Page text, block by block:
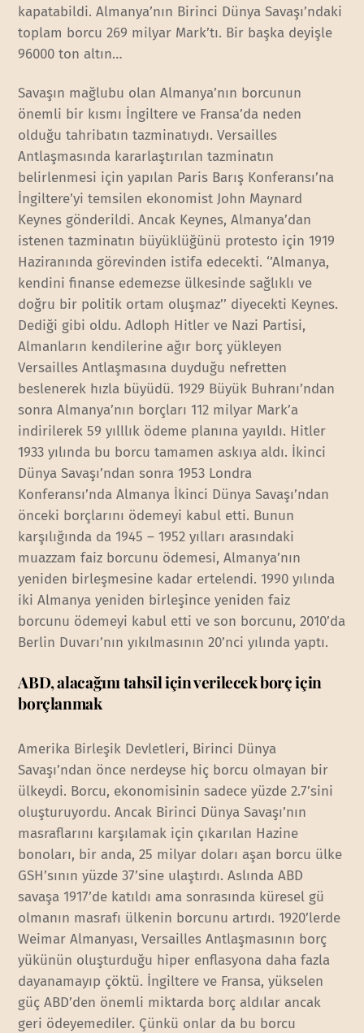
kapatabildi. Almanya’nın Birinci Dünya Savaşı’ndaki
toplam borcu 269 milyar Mark’tı. Bir başka deyişle
96000 ton altın…
Savaşın mağlubu olan Almanya’nın borcunun
önemli bir kısmı İngiltere ve Fransa’da neden
olduğu tahribatın tazminatıydı. Versailles
Antlaşmasında kararlaştırılan tazminatın
belirlenmesi için yapılan Paris Barış Konferansı’na
İngiltere’yi temsilen ekonomist John Maynard
Keynes gönderildi. Ancak Keynes, Almanya’dan
istenen tazminatın büyüklüğünü protesto için 1919
Haziranında görevinden istifa edecekti. ‘’Almanya,
kendini finanse edemezse ülkesinde sağlıklı ve
doğru bir politik ortam oluşmaz’’ diyecekti Keynes.
Dediği gibi oldu. Adloph Hitler ve Nazi Partisi,
Almanların kendilerine ağır borç yükleyen
Versailles Antlaşmasına duyduğu nefretten
beslenerek hızla büyüdü. 1929 Büyük Buhranı’ndan
sonra Almanya’nın borçları 112 milyar Mark’a
indirilerek 59 yılllık ödeme planına yayıldı. Hitler
1933 yılında bu borcu tamamen askıya aldı. İkinci
Dünya Savaşı’ndan sonra 1953 Londra
Konferansı’nda Almanya İkinci Dünya Savaşı’ndan
önceki borçlarını ödemeyi kabul etti. Bunun
karşılığında da 1945 – 1952 yılları arasındaki
muazzam faiz borcunu ödemesi, Almanya’nın
yeniden birleşmesine kadar ertelendi. 1990 yılında
iki Almanya yeniden birleşince yeniden faiz
borcunu ödemeyi kabul etti ve son borcunu, 2010’da
Berlin Duvarı’nın yıkılmasının 20’nci yılında yaptı.
ABD, alacağını tahsil için verilecek borç için
borçlanmak
Amerika Birleşik Devletleri, Birinci Dünya
Savaşı’ndan önce nerdeyse hiç borcu olmayan bir
ülkeydi. Borcu, ekonomisinin sadece yüzde 2.7’sini
oluşturuyordu. Ancak Birinci Dünya Savaşı’nın
masraflarını karşılamak için çıkarılan Hazine
bonoları, bir anda, 25 milyar doları aşan borcu ülke
GSH’sının yüzde 37’sine ulaştırdı. Aslında ABD
savaşa 1917’de katıldı ama sonrasında küresel gü
olmanın masrafı ülkenin borcunu artırdı. 1920’lerde
Weimar Almanyası, Versailles Antlaşmasının borç
yükünün oluşturduğu hiper enflasyona daha fazla
dayanamayıp çöktü. İngiltere ve Fransa, yükselen
güç ABD’den önemli miktarda borç aldılar ancak
geri ödeyemediler. Çünkü onlar da bu borcu